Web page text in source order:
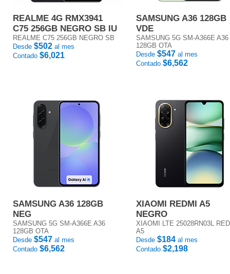
REALME 4G RMX3941
C75 256GB NEGRO SB IU
REALME C75 256GB NEGRO SB
Desde $502 al mes
Contado $6,021
SAMSUNG A36 128GB
VDE
SAMSUNG 5G SM-A366E A36
128GB OTA
Desde $547 al mes
Contado $6,562
SAMSUNG A36 128GB
NEG
SAMSUNG 5G SM-A366E A36
128GB OTA
Desde $547 al mes
Contado $6,562
XIAOMI REDMI A5
NEGRO
XIAOMI LTE 25028RN03L
A5
Desde $184 al mes
Contado $2,198